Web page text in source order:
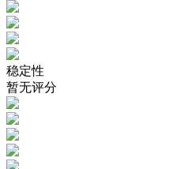
稳定性
暂无评分